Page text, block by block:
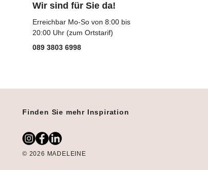
Wir sind für Sie da!
Erreichbar Mo-So von 8:00 bis
20:00 Uhr (zum Ortstarif)
089 3803 6998
Finden Sie mehr Inspiration
© 2026 MADELEINE